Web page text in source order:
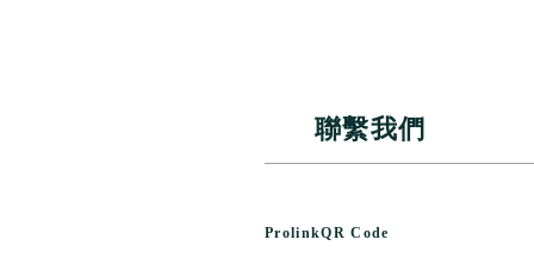
聯繫我們
ProlinkQR Code